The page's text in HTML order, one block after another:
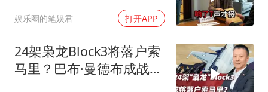
娱乐圈的笔娱君 打开APP
24架枭龙Block3将落户索
马里？巴布·曼德布成战略